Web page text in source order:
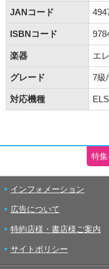
JANコード
ISBNコード
楽器 エ
グレード 7級
対応機種
特
インフォメーション
広告について
特約店様・書店様ご案内
サイトポリシー